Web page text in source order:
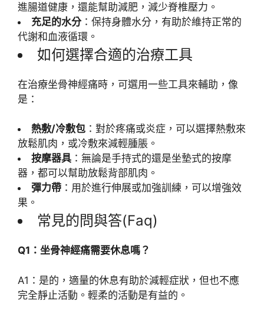
進腸道健康，還能幫助減肥，減少脊椎壓力。
充足的水分：保持身體水分，有助於維持正常的
代謝和血液循環。
如何選擇合適的治療工具
在治療坐骨神經痛時，可選用一些工具來輔助，像
是：
熱敷/冷敷包 ：對於疼痛或炎症，可以選擇熱敷來
放鬆肌肉，或冷敷來減輕腫脹。
按摩器具 ：無論是手持式的還是坐墊式的按摩
器，都可以幫助放鬆背部肌肉。
彈力帶 ：用於進行伸展或加強訓練，可以增強效
果。
常見的問與答(Faq)
Q1：坐骨神經痛需要休息嗎？
A1：是的，適量的休息有助於減輕症狀，但也不應
完全靜止活動。輕柔的活動是有益的。